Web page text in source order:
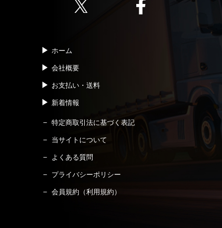
ホーム
会社概要
お支払い・送料
新着情報
特定商取引法に基づく表記
当サイトについて
よくある質問
プライバシーポリシー
会員規約（利用規約）